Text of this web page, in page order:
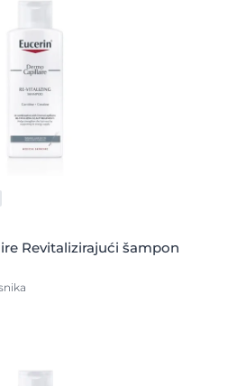
Revitalizirajući šampon